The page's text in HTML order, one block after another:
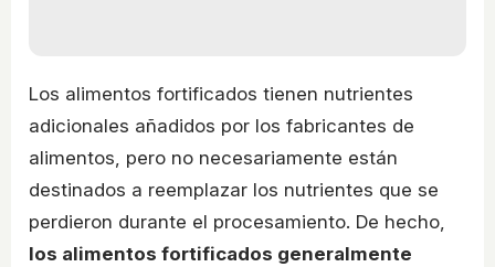
Los alimentos fortificados tienen nutrientes
adicionales añadidos por los fabricantes de
alimentos, pero no necesariamente están
destinados a reemplazar los nutrientes que se
perdieron durante el procesamiento. De hecho,
los alimentos fortificados generalmente